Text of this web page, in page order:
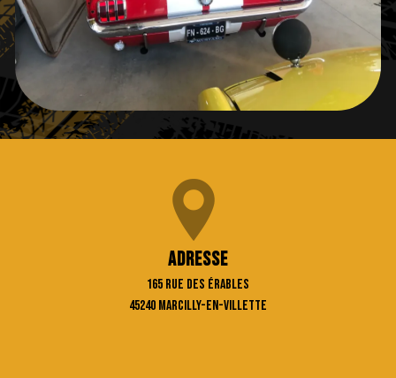
Adresse
165 rue des Érables
45240 Marcilly-en-Villette